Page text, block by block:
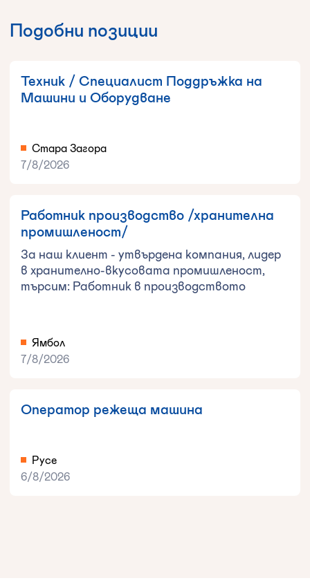
Подобни позиции
Техник / Специалист Поддръжка на
Машини и Оборудване
Стара Загора
7/8/2026
Работник производство /хранителна
промишленост/
За наш клиент - утвърдена компания, лидер
в хранително-вкусовата промишленост,
търсим: Работник в производството
Ямбол
7/8/2026
Оператор режеща машина
Русе
6/8/2026